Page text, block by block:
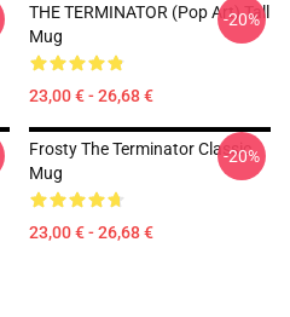
THE TERMINATOR (Pop Art) Tall
Mug
23,00 € - 26,68 €
-20%
Frosty The Terminator Classic
Mug
23,00 € - 26,68 €
-20%